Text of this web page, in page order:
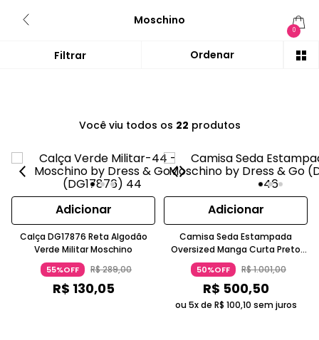
Moschino
0
Você viu todos os 22 produtos
Adicionar
Calça DG17876 Reta Algodão
Verde Militar Moschino
55%OFF R$289,00
R$ 130,05
Adicionar
Camisa Seda Estampada
Oversized Manga Curta Preto
Moschino
50%OFF R$1.001,00
R$ 500,50
ou 5x de R$ 100,10 sem juros